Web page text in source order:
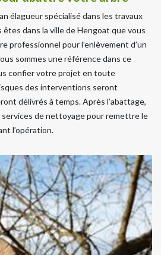
élagueur spécialisé dans les travaux
êtes dans la ville de Hengoat que vous
professionnel pour l’enlèvement d’un
sommes une référence dans ce
confier votre projet en toute
des interventions seront
délivrés à temps. Après l’abattage,
services de nettoyage pour remettre le
l’opération.